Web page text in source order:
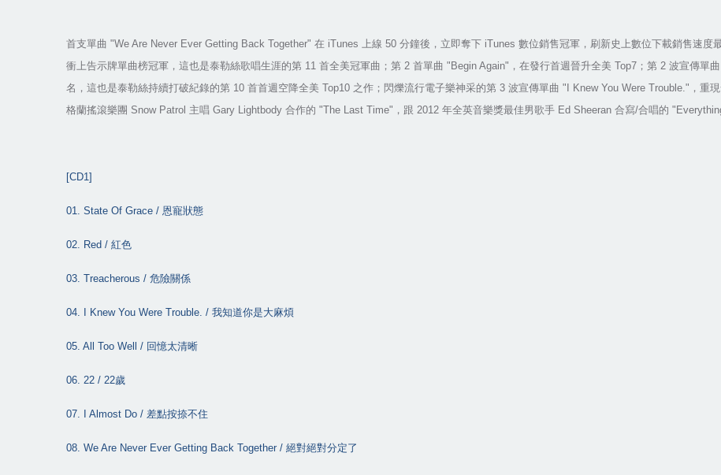
首支單曲 "We Are Never Ever Getting Back Together" 在 iTunes 上線 50 分鐘後，立即奪下 iTunes 數位銷售冠軍，刷新史上數位下載銷售速度
衝上告示牌單曲榜冠軍，這也是泰勒絲歌唱生涯的第 11 首全美冠軍曲；第 2 首單曲 "Begin Again" ，在發行首週晉升全美 Top7 ；第 2 波宣傳單曲
名，這也是泰勒絲持續打破紀錄的第 10 首首週空降全美 Top10 之作；閃爍流行電子樂神采的第 3 波宣傳單曲 "I Knew You Were Trouble." ，重
格蘭搖滾樂團 Snow Patrol 主唱 Gary Lightbody 合作的 "The Last Time" ，跟 2012 年全英音樂獎最佳男歌手 Ed Sheeran 合寫/合唱的
[CD1]
01. State Of Grace / 恩寵狀態
02. Red / 紅色
03. Treacherous / 危險關係
04. I Knew You Were Trouble. / 我知道你是大麻煩
05. All Too Well / 回憶太清晰
06. 22 / 22歲
07. I Almost Do / 差點按捺不住
08. We Are Never Ever Getting Back Together / 絕對絕對分定了